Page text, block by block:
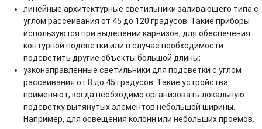
линейные архитектурные светильники заливающего типа с
углом рассеивания от 45 до 120 градусов. Такие приборы
используются при выделении карнизов, для обеспечения
контурной подсветки или в случае необходимости
подсветить другие объекты большой длины;
узконаправленные светильники для подсветки с углом
рассеивания от 8 до 45 градусов. Такие устройства
применяют, когда необходимо организовать локальную
подсветку вытянутых элементов небольшой ширины.
Например, для освещения колонн или небольших проемов.